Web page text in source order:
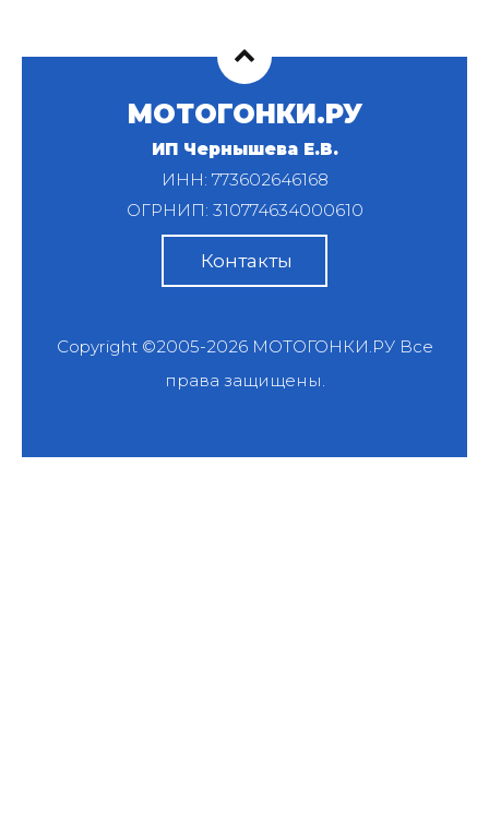
МОТОГОНКИ.РУ
ИП Чернышева Е.В.
ИНН: 773602646168
ОГРНИП: 310774634000610
Контакты
Copyright ©2005-2026 МОТОГОНКИ.РУВсе
права защищены.